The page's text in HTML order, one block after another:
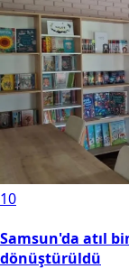
10
Samsun'da atıl
dönüştürüldü